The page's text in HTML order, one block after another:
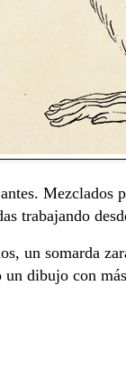
Mezclados
trabajando
un somarda
dibujo con